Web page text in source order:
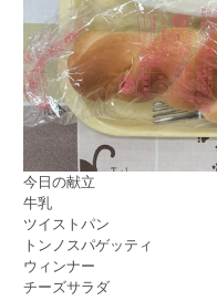
今日の献立
牛乳
ツイストパン
トンノスパゲッティ
ウィンナー
チーズサラダ